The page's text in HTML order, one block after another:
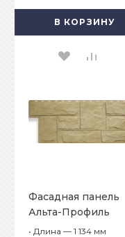
В КОРЗИНУ
Фасадная панель
Альта-Профиль
Гранит Крымский
• Длина — 1 134 мм